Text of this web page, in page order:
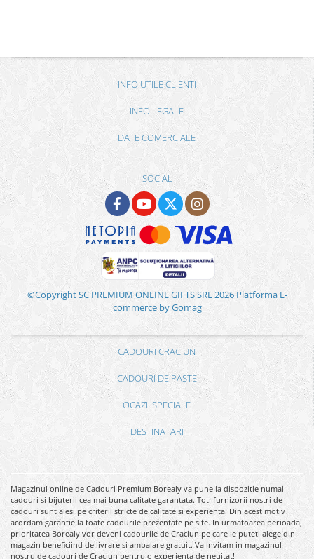
INFO UTILE CLIENTI
INFO LEGALE
DATE COMERCIALE
SOCIAL
©Copyright SC PREMIUM ONLINE GIFTS SRL 2026 Platforma E-
commerce by Gomag
CADOURI CRACIUN
CADOURI DE PASTE
OCAZII SPECIALE
DESTINATARI
Magazinul online de Cadouri Premium Borealy va pune la dispozitie numai
cadouri si bijuterii cea mai buna calitate garantata. Toti furnizorii nostri de
cadouri sunt alesi pe criterii stricte de calitate si experienta. Din acest motiv
acordam garantie la toate cadourile prezentate pe site. In urmatoarea perioada,
prioritatea Borealy vor deveni cadourile de Craciun pe care le puteti alege din
magazin beneficiind de livrare si ambalare gratuit. Va invitam in magazinul
nostru de cadouri de Craciun pentru o experienta de neuitat!